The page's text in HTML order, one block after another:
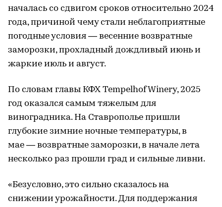
началась со сдвигом сроков относительно 2024
года, причиной чему стали неблагоприятные
погодные условия — весенние возвратные
заморозки, прохладный дождливый июнь и
жаркие июль и август.
По словам главы КФХ Tempelhof Winery, 2025
год оказался самым тяжелым для
виноградника. На Ставрополье пришли
глубокие зимние ночные температуры, в
мае — возвратные заморозки, в начале лета
несколько раз прошли град и сильные ливни.
«Безусловно, это сильно сказалось на
снижении урожайности. Для поддержания